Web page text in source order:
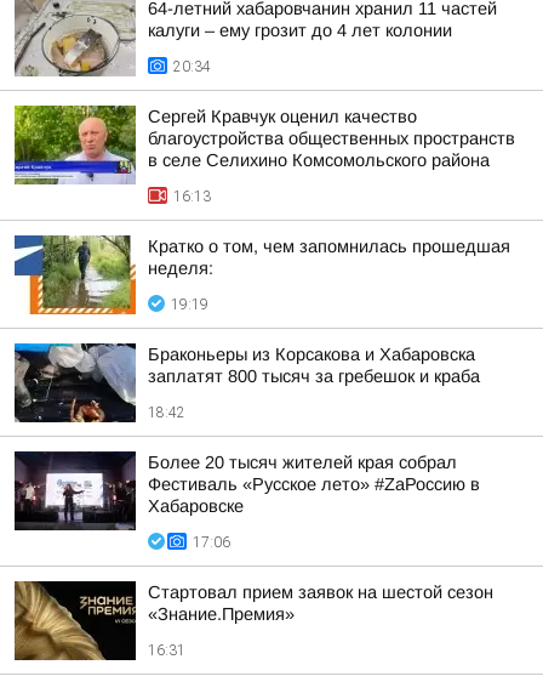
64-летний хабаровчанин хранил 11 частей
калуги – ему грозит до 4 лет колонии
20:34
Сергей Кравчук оценил качество
благоустройства общественных пространств
в селе Селихино Комсомольского района
16:13
Кратко о том, чем запомнилась прошедшая
неделя:
19:19
Браконьеры из Корсакова и Хабаровска
заплатят 800 тысяч за гребешок и краба
18:42
Более 20 тысяч жителей края собрал
Фестиваль «Русское лето» #ZaРоссию в
Хабаровске
17:06
Стартовал прием заявок на шестой сезон
«Знание.Премия»
16:31